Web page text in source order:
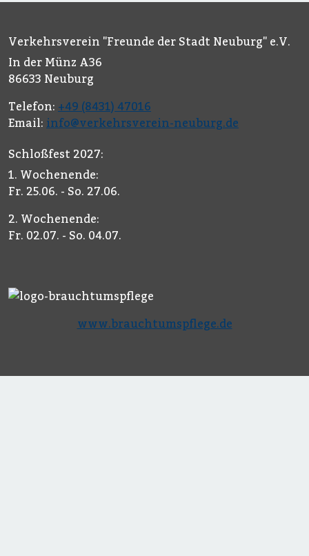
Verkehrsverein "Freunde der Stadt Neuburg" e.V.
In der Münz A36
86633 Neuburg
Telefon: +49 (8431) 47016
Email: info@verkehrsverein-neuburg.de
Schloßfest 2027:
1. Wochenende:
Fr. 25.06. - So. 27.06.
2. Wochenende:
Fr. 02.07. - So. 04.07.
www.brauchtumspflege.de